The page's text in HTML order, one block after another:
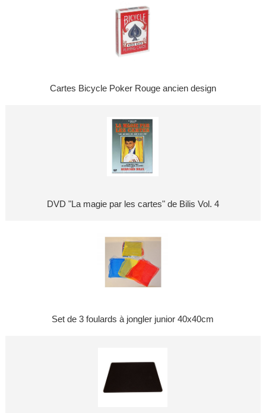
Cartes Bicycle Poker Rouge ancien design
DVD "La magie par les cartes" de Bilis Vol. 4
Set de 3 foulards à jongler junior 40x40cm